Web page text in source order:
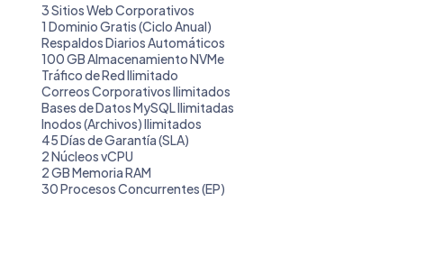
3 Sitios Web Corporativos
1 Dominio Gratis (Ciclo Anual)
Respaldos Diarios Automáticos
100 GB Almacenamiento NVMe
Tráfico de Red Ilimitado
Correos Corporativos Ilimitados
Bases de Datos MySQL Ilimitadas
Inodos (Archivos) Ilimitados
45 Días de Garantía (SLA)
2 Núcleos vCPU
2 GB Memoria RAM
30 Procesos Concurrentes (EP)